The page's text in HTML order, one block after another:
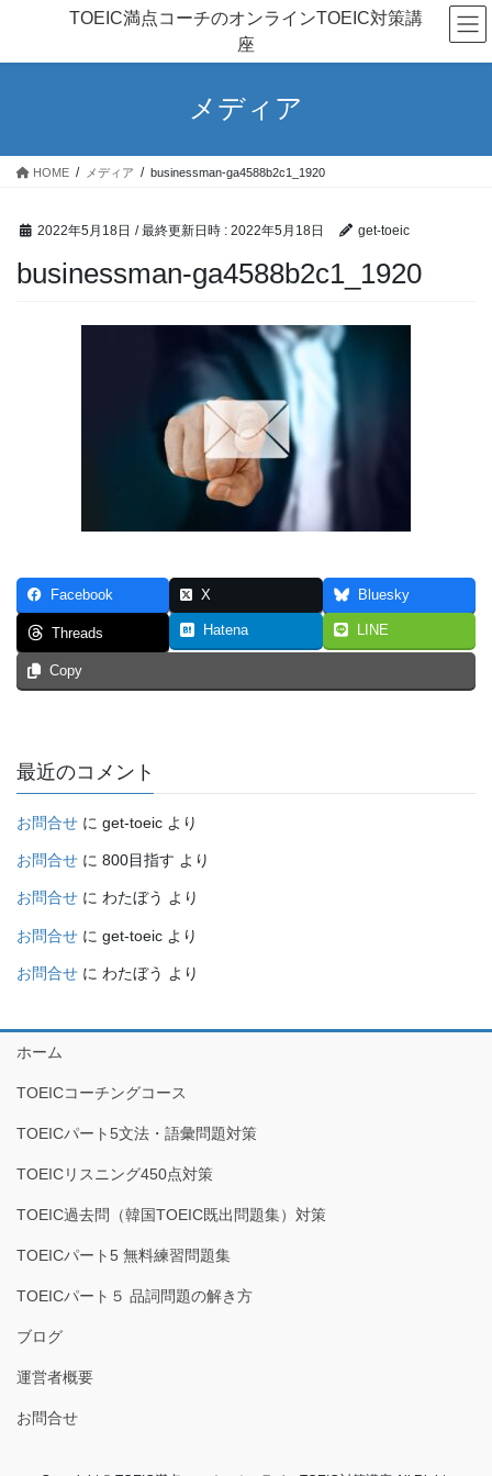
TOEIC満点コーチのオンラインTOEIC対策講
座
メディア
HOME メディア businessman-ga4588b2c1_1920
2022年5月18日 / 最終更新日時 : 2022年5月18日 get-toeic
businessman-ga4588b2c1_1920
Facebook X Bluesky
Threads Hatena LINE
Copy
最近のコメント
お問合せ に get-toeic より
お問合せ に 800目指す より
お問合せ に わたぼう より
お問合せ に get-toeic より
お問合せ に わたぼう より
ホーム
TOEICコーチングコース
TOEICパート5文法・語彙問題対策
TOEICリスニング450点対策
TOEIC過去問（韓国TOEIC既出問題集）対策
TOEICパート5 無料練習問題集
TOEICパート５ 品詞問題の解き方
ブログ
運営者概要
お問合せ